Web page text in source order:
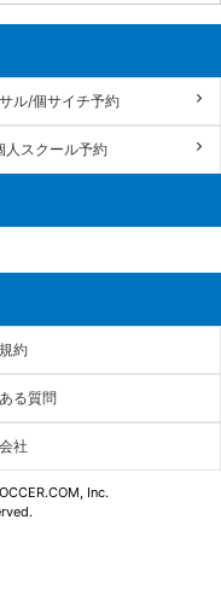
ル/個サイチ予約
人スクール予約
約
る質問
社
Inc.